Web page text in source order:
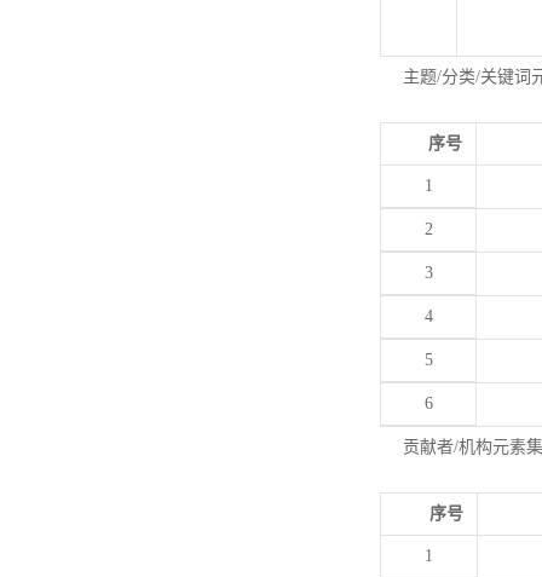
主题/分类/关键词
序号
1
2
3
4
5
6
贡献者/机构元素
序号
1